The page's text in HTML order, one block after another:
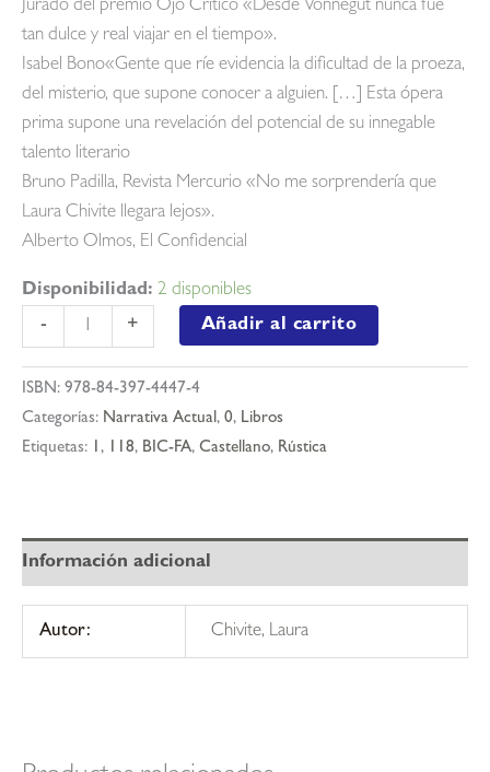
Jurado del premio Ojo Crítico «Desde Vonnegut nunca fue
tan dulce y real viajar en el tiempo».
Isabel Bono«Gente que ríe evidencia la dificultad de la proeza,
del misterio, que supone conocer a alguien. […] Esta ópera
prima supone una revelación del potencial de su innegable
talento literario
Bruno Padilla, Revista Mercurio «No me sorprendería que
Laura Chivite llegara lejos».
Alberto Olmos, El Confidencial
Disponibilidad: 2 disponibles
-
ataque
de
las
cabras
+ Añadir al carrito
ISBN: 978-84-397-4447-4
Categorías: Narrativa Actual, 0, Libros
Etiquetas: 1 , 118, BIC-FA, Castellano, Rústica
Información adicional
Autor: Chivite, Laura